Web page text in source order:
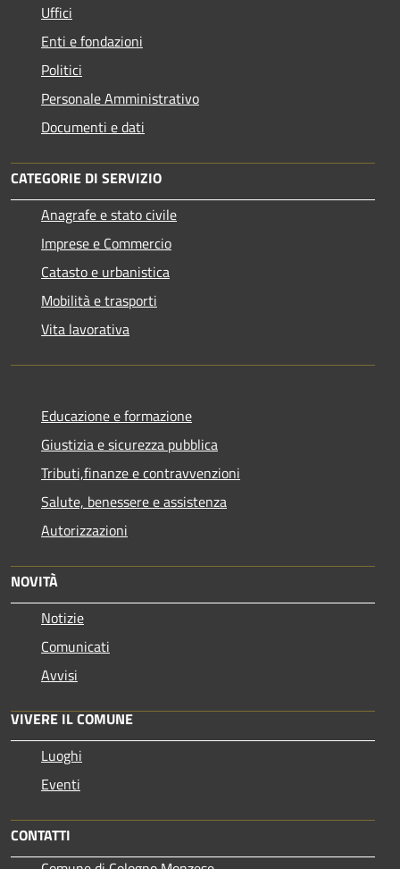
Uffici
Enti e fondazioni
Politici
Personale Amministrativo
Documenti e dati
CATEGORIE DI SERVIZIO
Anagrafe e stato civile
Imprese e Commercio
Catasto e urbanistica
Mobilità e trasporti
Vita lavorativa
Educazione e formazione
Giustizia e sicurezza pubblica
Tributi,finanze e contravvenzioni
Salute, benessere e assistenza
Autorizzazioni
NOVITÀ
Notizie
Comunicati
Avvisi
VIVERE IL COMUNE
Luoghi
Eventi
CONTATTI